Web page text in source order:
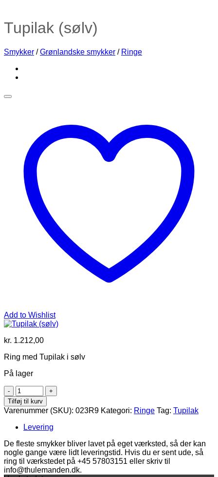
Tupilak (sølv)
Smykker / Grønlandske smykker / Ringe
Add to Wishlist
kr. 1.212,00
Ring med Tupilak i sølv
På lager
Tupilak
(sølv)
antal
Tilføj til kurv
Varenummer (SKU): 023R9 Kategori: Ringe Tag: Tupilak
Levering
De fleste smykker bliver lavet på eget værksted, så der kan
nogle gange være lidt leveringstid. Hvis du er sent ude, så
ring til værkstedet på +45 57803151 eller skriv til
info@thulemanden.dk.